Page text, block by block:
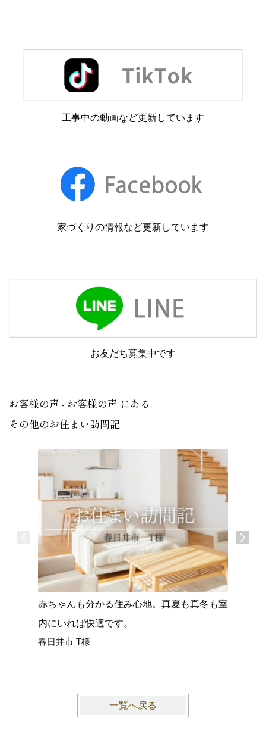
工事中の動画など更新しています
家づくりの情報など更新しています
お友だち募集中です
お客様の声 - お客様の声 にある
その他のお住まい訪問記
赤ちゃんも分かる住み心地。真夏も真冬も室
内にいれば快適です。
春日井市 T様
一覧へ戻る